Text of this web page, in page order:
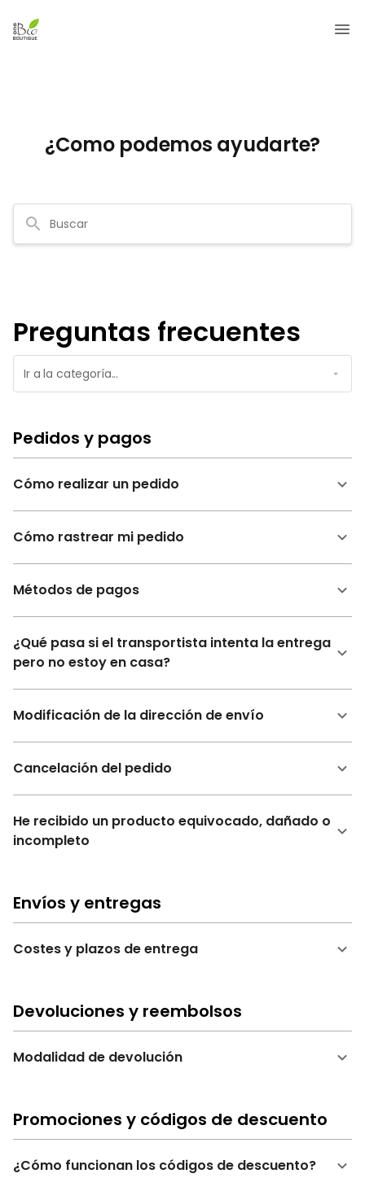
¿Como podemos ayudarte?
Preguntas frecuentes
Pedidos y pagos
Cómo realizar un pedido
Cómo rastrear mi pedido
Métodos de pagos
¿Qué pasa si el transportista intenta la entrega
pero no estoy en casa?
Modificación de la dirección de envío
Cancelación del pedido
He recibido un producto equivocado, dañado o
incompleto
Envíos y entregas
Costes y plazos de entrega
Devoluciones y reembolsos
Modalidad de devolución
Promociones y códigos de descuento
¿Cómo funcionan los códigos de descuento?